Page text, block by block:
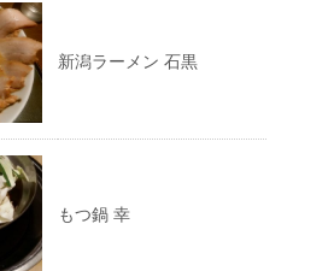
新潟ラーメン 石黒
もつ鍋 幸